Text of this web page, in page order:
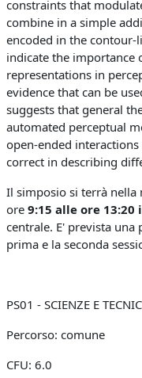
constraints that
combine in a simple
encoded in the contour-
indicate the importance
representations in
evidence that can be
suggests that general
automated perceptual
open-ended
correct in describing
Il simposio si terrà nella
ore 9:15 alle ore 13:20
centrale. E' prevista una
prima e la seconda
PS01 - SCIENZE E
Percorso: comune
CFU: 6.0